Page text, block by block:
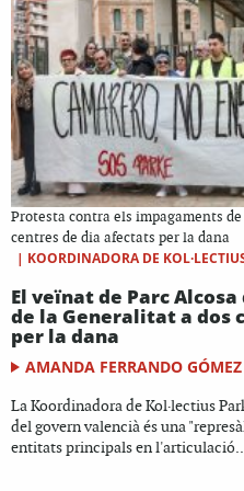
Protesta contra els impagaments
centres de dia afectats per la dana
| KOORDINADORA DE
El veïnat de Parc
de la Generalitat a dos
per la dana
AMANDA FERRANDO GÓMEZ
La Koordinadora de Kol·lectius
del govern valencià és una
entitats principals en